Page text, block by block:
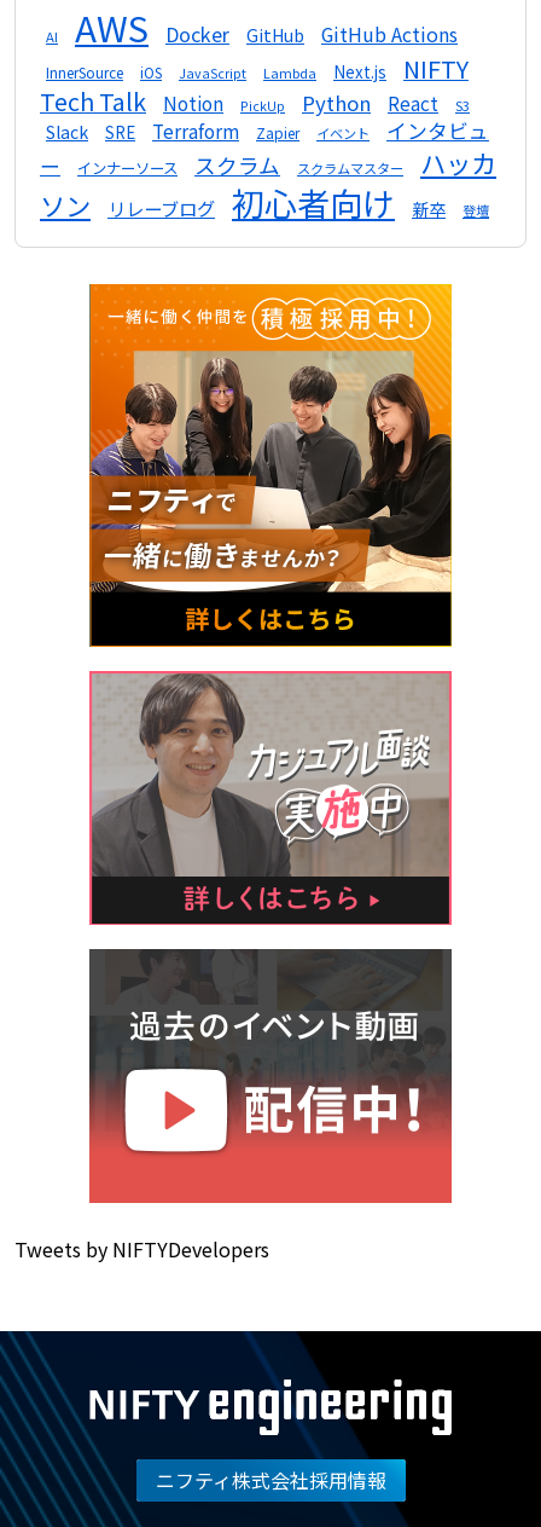
AI AWS Docker GitHub GitHub Actions
InnerSource iOS JavaScript Lambda Next.js
NIFTY
Tech Talk
Notion PickUp Python React S3
Slack SRE Terraform Zapier イベント
インタビュ
ー
インナーソース スクラム スクラムマスター
ハッカ
ソン
リレーブログ 初心者向け 新卒 登壇
Tweets by NIFTYDevelopers
ニフティ株式会社採用情報